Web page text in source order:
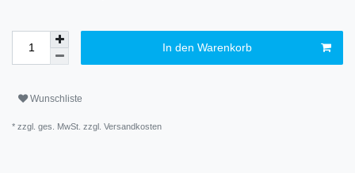
In den Warenkorb
Wunschliste
* zzgl. ges. MwSt. zzgl. Versandkosten